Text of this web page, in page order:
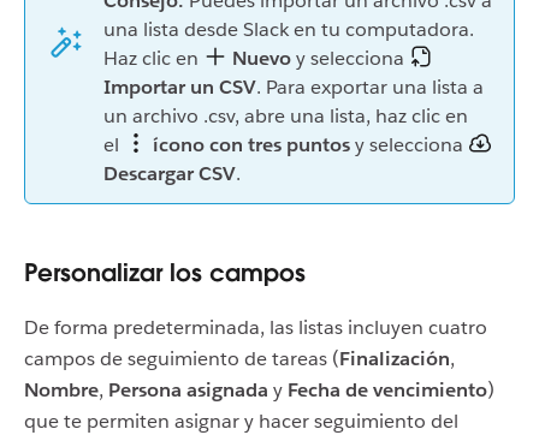
una lista desde Slack en tu computadora.
Haz clic en
Nuevoy selecciona
Importar un CSV. Para exportar una lista a
un archivo .csv, abre una lista, haz clic en
el
ícono con tres puntosy selecciona
Descargar CSV.
Personalizar los campos
De forma predeterminada, las listas incluyen cuatro
campos de seguimiento de tareas (Finalización,
Nombre, Persona asignada y Fecha de vencimiento)
que te permiten asignar y hacer seguimiento del